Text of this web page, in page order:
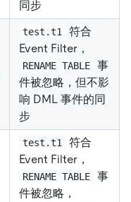
同步
test.t1
符合
Event Filter，
RENAME TABLE
事
件被忽略，但不影
响 DML 事件的同
步
test.t1
符合
Event Filter，
RENAME TABLE
事
件被忽略，